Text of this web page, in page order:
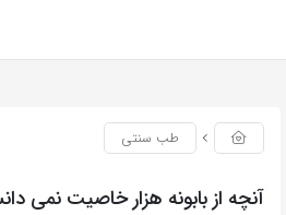
طب سنتی
آنچه از بابونه هزار خاصیت نمی